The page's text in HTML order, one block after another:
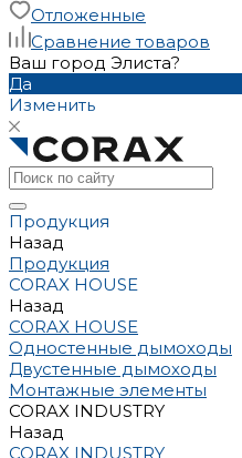
Отложенные
Сравнение товаров
Ваш город Элиста?
Да
Изменить
Продукция
Назад
Продукция
CORAX HOUSE
Назад
CORAX HOUSE
Одностенные дымоходы
Двустенные дымоходы
Монтажные элементы
CORAX INDUSTRY
Назад
CORAX INDUSTRY